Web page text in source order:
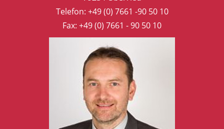
Telefon: +49 (0) 7661 -90 50 10
Fax: +49 (0) 7661 - 90 50 10